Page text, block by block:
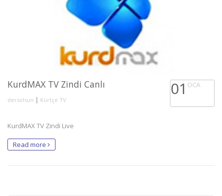
KurdMAX TV Zindi Canlı
dersolsun | Kürtçe TV
01 OCA
KurdMAX TV Zindi Live
Read more